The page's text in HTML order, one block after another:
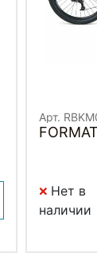
Арт.
Нет в
наличии